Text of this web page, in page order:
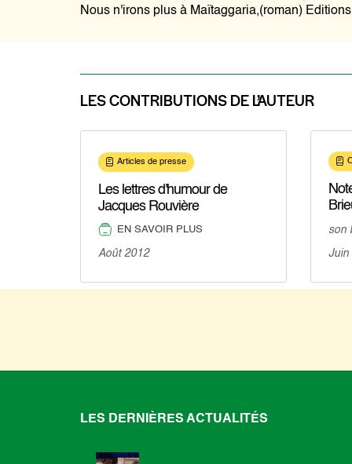
Nous n'irons plus à Maïtaggaria,(roman)
LES CONTRIBUTIONS DE L’AUTEUR
Articles de presse
Les lettres d'humour de
Jacques Rouvière
EN SAVOIR PLUS
Août 2012
son
Juin
LES DERNIÈRES ACTUALITÉS